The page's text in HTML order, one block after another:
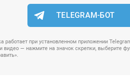
TELEGRAM-БОТ
работает при установленном приложении
видео — нажмите на значок скрепки, выберите